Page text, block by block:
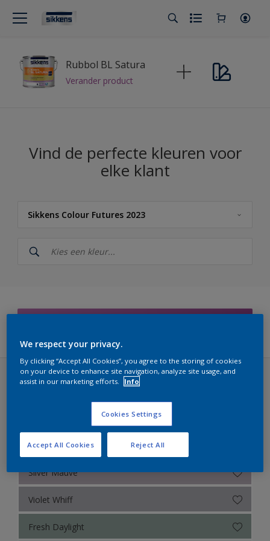
Rubbol BL Satura
Verander product
Vind de perfecte kleuren voor
elke klant
Sikkens Colour Futures 2023
Sikkens
Sikkens Authentieke Kleuren
Sikkens Modern Klassieke Kleuren
Sikkens ACC naar RAL
Sikkens Kleurselectie Kleuren
Sikkens Gezondheidszorg
Sikkens Colour Futures 2023 (40 kleuren)
LUSH
Misted Grey
Silver Mauve
Violet Whiff
Fresh Daylight
We respect your privacy.
By clicking “Accept All Cookies”, you agree to the storing of cookies
on your device to enhance site navigation, analyze site usage, and
assist in our marketing efforts.
Info
Cookies Settings
Reject All
Accept All Cookies